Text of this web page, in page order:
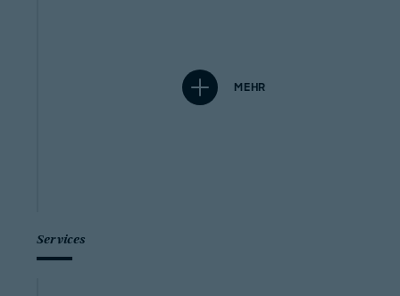
MEHR
Services